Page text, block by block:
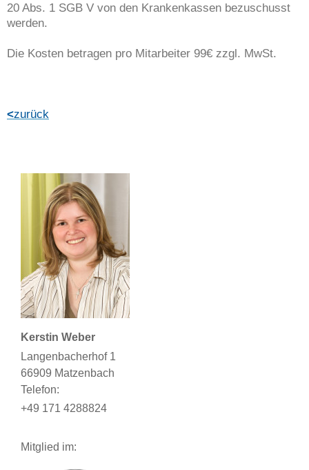
20 Abs. 1 SGB V von den Krankenkassen bezuschusst
werden.
Die Kosten betragen pro Mitarbeiter 99€ zzgl. MwSt.
<zurück
Kerstin Weber
Langenbacherhof 1
66909 Matzenbach
Telefon:
+49 171 4288824
Mitglied im: